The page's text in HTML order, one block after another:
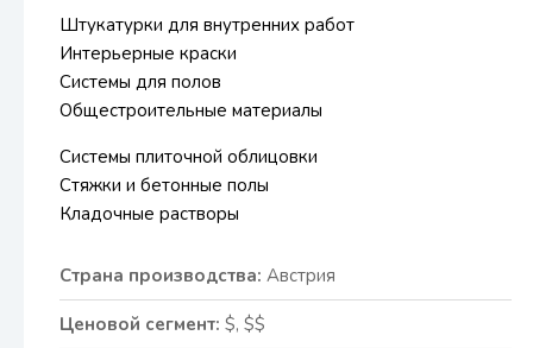
Штукатурки для внутренних работ
Интерьерные краски
Системы для полов
Общестроительные материалы
Системы плиточной облицовки
Стяжки и бетонные полы
Кладочные растворы
Страна производства: Австрия
Ценовой сегмент: $, $$